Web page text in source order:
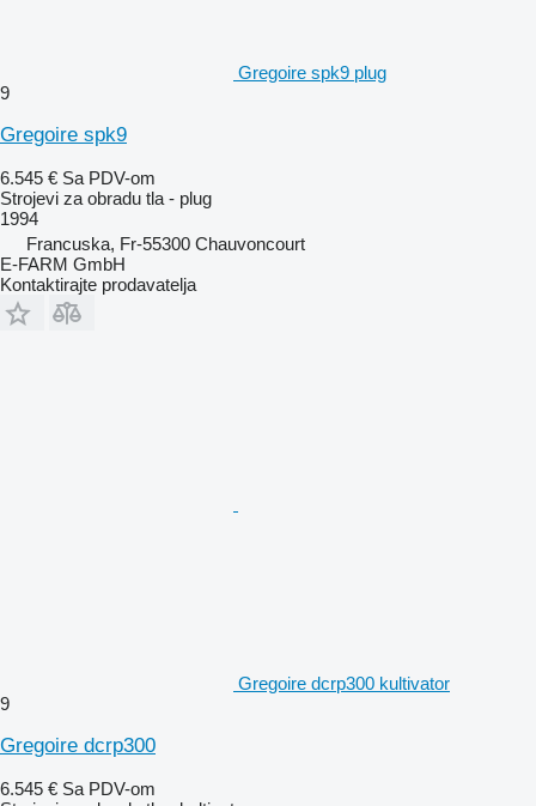
Gregoire spk9 plug
9
Gregoire spk9
6.545 € Sa PDV-om
Strojevi za obradu tla - plug
1994
Francuska, Fr-55300 Chauvoncourt
E-FARM GmbH
Kontaktirajte prodavatelja
Gregoire dcrp300 kultivator
9
Gregoire dcrp300
6.545 € Sa PDV-om